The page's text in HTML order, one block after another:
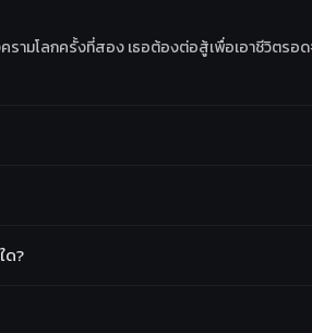
ามโลกครั้งที่สอง เธอต้องต่อสู้เพื่อเอาชีวิตรอ
ด?